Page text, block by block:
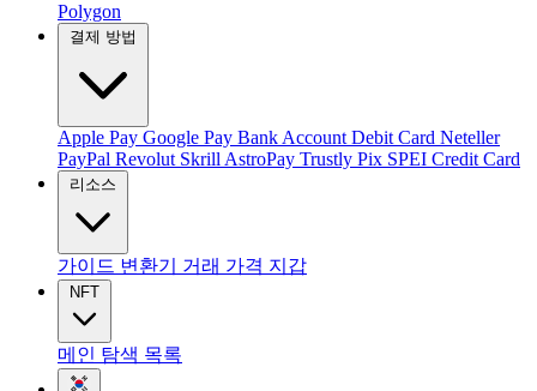
Polygon
결제 방법
Apple Pay Google Pay Bank Account Debit Card Neteller
PayPal Revolut Skrill AstroPay Trustly Pix SPEI Credit Card
리소스
가이드 변환기 거래 가격 지갑
NFT
메인 탐색 목록